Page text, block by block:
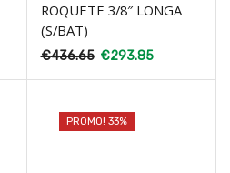
ROQUETE 3/8″ LONGA
(S/BAT)
€436.65 €293.85
PROMO! 33%